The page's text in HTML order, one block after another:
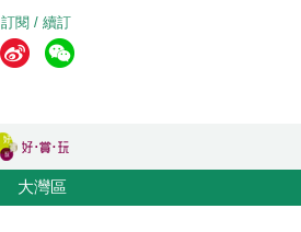
訂閱 / 續訂
大灣區